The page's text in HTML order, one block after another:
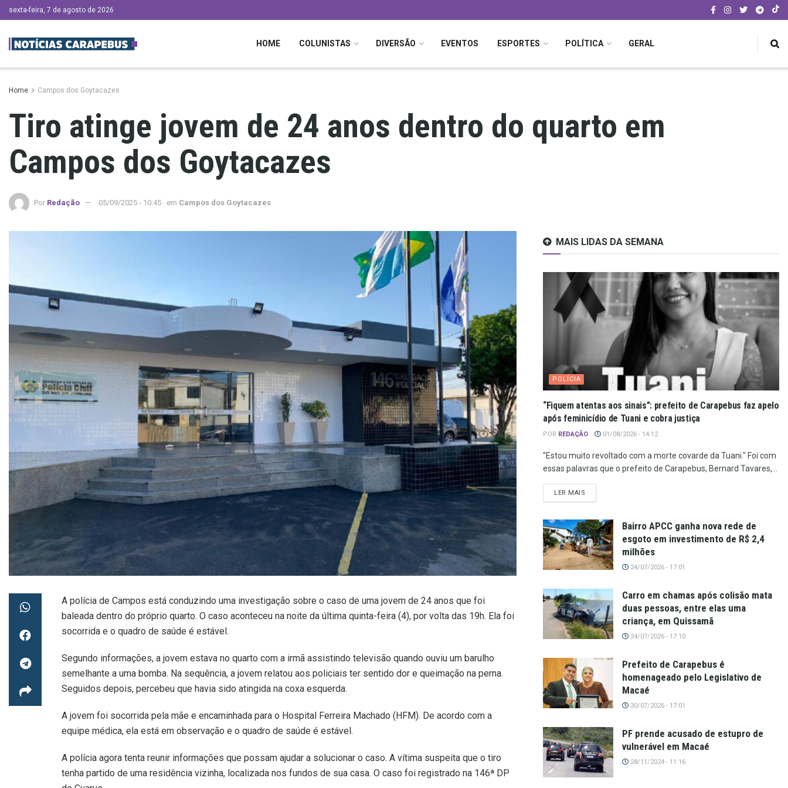
sexta-feira, 7 de agosto de 2026
HOME COLUNISTAS DIVERSÃO EVENTOS ESPORTES POLÍTICA GERAL
Home Campos dos Goytacazes
Tiro atinge jovem de 24 anos dentro do quarto em
Campos dos Goytacazes
Por Redação 05/09/2025 - 10:45 em Campos dos Goytacazes
A polícia de Campos está conduzindo uma investigação sobre o caso de uma jovem de 24 anos que foi
baleada dentro do próprio quarto. O caso aconteceu na noite da última quinta-feira (4), por volta das 19h. Ela foi
socorrida e o quadro de saúde é estável.
Segundo informações, a jovem estava no quarto com a irmã assistindo televisão quando ouviu um barulho
semelhante a uma bomba. Na sequência, a jovem relatou aos policiais ter sentido dor e queimação na perna.
Seguidos depois, percebeu que havia sido atingida na coxa esquerda.
A jovem foi socorrida pela mãe e encaminhada para o Hospital Ferreira Machado (HFM). De acordo com a
equipe médica, ela está em observação e o quadro de saúde é estável.
A polícia agora tenta reunir informações que possam ajudar a solucionar o caso. A vítima suspeita que o tiro
tenha partido de uma residência vizinha, localizada nos fundos de sua casa. O caso foi registrado na 146ª DP
MAIS LIDAS DA SEMANA
POLÍCIA
“Fiquem atentas aos sinais”: prefeito de Carapebus faz apelo
após feminicídio de Tuani e cobra justiça
POR REDAÇÃO 01/08/2026 - 14:12
"Estou muito revoltado com a morte covarde da Tuani." Foi com
essas palavras que o prefeito de Carapebus, Bernard Tavares,...
LER MAIS
Bairro APCC ganha nova rede de
esgoto em investimento de R$ 2,4
milhões
24/07/2026 - 17:01
Carro em chamas após colisão mata
duas pessoas, entre elas uma
criança, em Quissamã
24/07/2026 - 17:10
Prefeito de Carapebus é
homenageado pelo Legislativo de
Macaé
30/07/2026 - 17:01
PF prende acusado de estupro de
vulnerável em Macaé
28/11/2024 - 11:16